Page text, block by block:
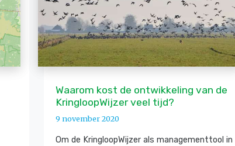
Waarom kost de ontwikkeling van de
KringloopWijzer veel tijd?
9 november 2020
Om de KringloopWijzer als managementtool in